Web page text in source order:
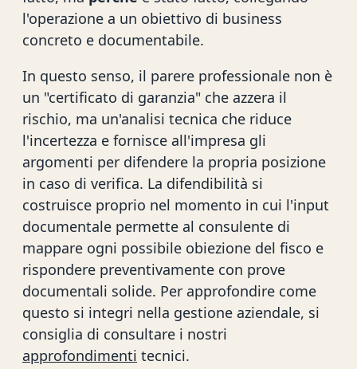
l'operazione a un obiettivo di business
concreto e documentabile.
In questo senso, il parere professionale non è
un "certificato di garanzia" che azzera il
rischio, ma un'analisi tecnica che riduce
l'incertezza e fornisce all'impresa gli
argomenti per difendere la propria posizione
in caso di verifica. La difendibilità si
costruisce proprio nel momento in cui l'input
documentale permette al consulente di
mappare ogni possibile obiezione del fisco e
rispondere preventivamente con prove
documentali solide. Per approfondire come
questo si integri nella gestione aziendale, si
consiglia di consultare i nostri
approfondimenti tecnici.